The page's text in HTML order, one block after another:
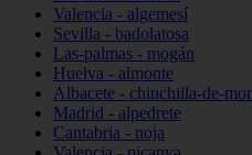
Valencia - algemesí
Sevilla - badolatosa
Las-palmas - mogán
Huelva - almonte
Albacete - chinchilla-de-
Madrid - alpedrete
Cantabria - noja